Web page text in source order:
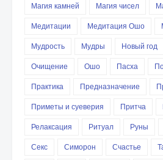
Магия камней
Магия чисел
Медитации
Медитация Ошо
Мудрость
Мудры Новый год
Очищение
Ошо Пасха
Практика
Предназначение
Приметы и суеверия
Притча
Релаксация
Ритуал Руны
Секс
Симорон Счастье